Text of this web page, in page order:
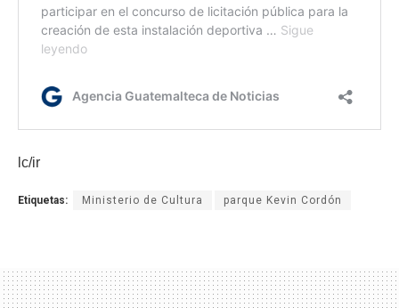
lc/ir
Etiquetas: Ministerio de Cultura parque Kevin Cordón